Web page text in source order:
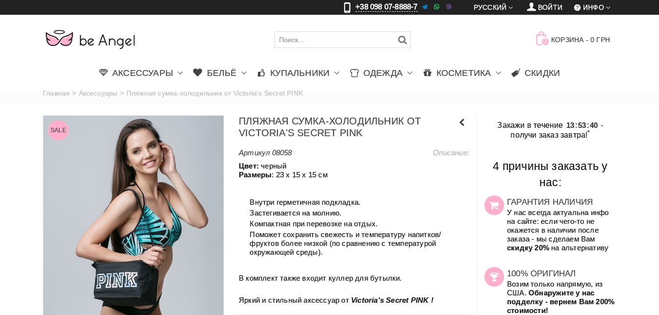
+38 098 07-8888-7 更 車 賈 ИНФО
ВОЙТИ
РУССКИЙ
0 КОРЗИНА - 0 ГРН
АКСЕССУАРЫ БЕЛЬЁ КУПАЛЬНИКИ ОДЕЖДА КОСМЕТИКА СКИДКИ
Главная > Аксессуары > Пляжная сумка-холодильник от Victoria's Secret PINK
SALE
ПЛЯЖНАЯ СУМКА-ХОЛОДИЛЬНИК ОТ
VICTORIA'S SECRET PINK
Артикул 08058
Описание:
Цвет: черный
Размеры: 23 х 15 х 15 см
Внутри герметичная подкладка.
Застегивается на молнию.
Компактная при перевозке на отдых.
Поможет сохранить свежесть и температуру напитков/
фруктов более низкой (по сравнению с температурой
окружающей среды).
В комплект также входит куллер для бутылки.
Яркий и стильный аксессуар от Victoria's Secret PINK !
Закажи в течение 13:53:40 -
получи заказ завтра!*
4 причины заказать у
нас:
ГАРАНТИЯ НАЛИЧИЯ
У нас всегда актуальна инфо
на сайте: если чего-то не
окажется в наличии после
заказа - мы сделаем Вам
скидку 20%на альтернативу
100% ОРИГИНАЛ
Возим только напрямую, из
США. Обнаружите у нас
подделку - вернем Вам 200%
стоимости!